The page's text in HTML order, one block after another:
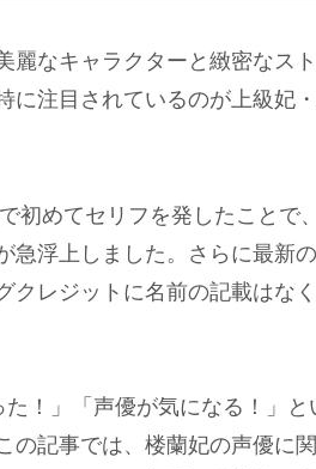
麗なキャラクターと緻密なス
注目されているのが上級妃
初めてセリフを発したことで
急浮上しました。さらに最新
クレジットに名前の記載はな
！」「声優が気になる！」と
の記事では、楼蘭妃の声優に